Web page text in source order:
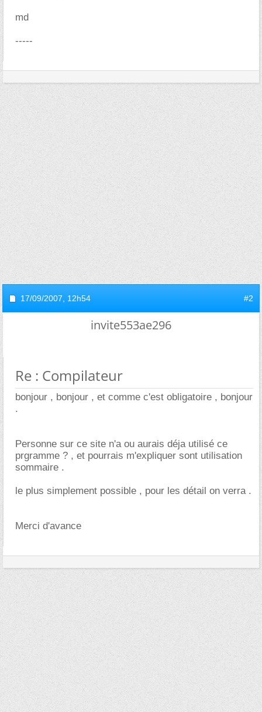
md
-----
17/09/2007, 12h54 #2
invite553ae296
Re : Compilateur
bonjour , bonjour , et comme c'est obligatoire , bonjour
.
Personne sur ce site n'a ou aurais déja utilisé ce
prgramme ? , et pourrais m'expliquer sont utilisation
sommaire .
le plus simplement possible , pour les détail on verra .
Merci d'avance